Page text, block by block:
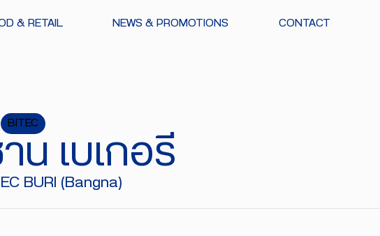
& RETAIL NEWS & PROMOTIONS CONTACT
BITEC
น เบเกอรี
BURI (Bangna)